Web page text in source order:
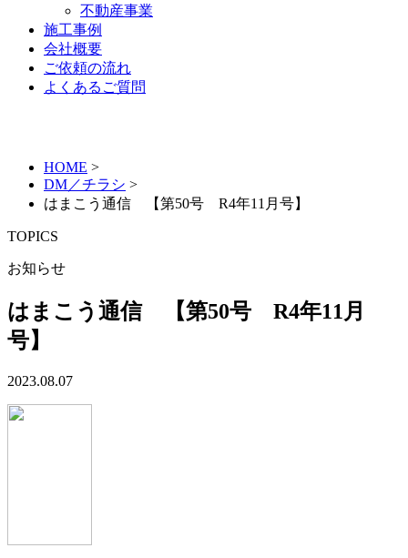
不動産事業
施工事例
会社概要
ご依頼の流れ
よくあるご質問
HOME >
DM／チラシ >
はまこう通信 【第50号 R4年11月号】
TOPICS
お知らせ
はまこう通信 【第50号 R4年11月
号】
2023.08.07